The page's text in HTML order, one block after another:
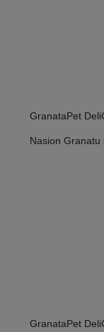
GranataPet
Nasion Granatu
GranataPet